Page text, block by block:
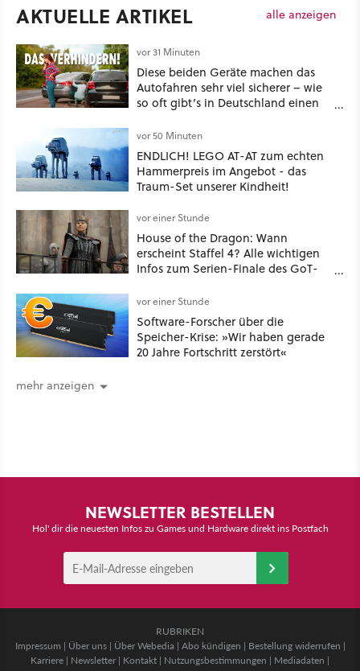
AKTUELLE ARTIKEL alle anzeigen
vor 31 Minuten
Diese beiden Geräte machen das
Autofahren sehr viel sicherer – wie
so oft gibt’s in Deutschland einen
vor 50 Minuten
ENDLICH! LEGO AT-AT zum echten
Hammerpreis im Angebot - das
Traum-Set unserer Kindheit!
vor einer Stunde
House of the Dragon: Wann
erscheint Staffel 4? Alle wichtigen
Infos zum Serien-Finale des GoT-
vor einer Stunde
Software-Forscher über die
Speicher-Krise: »Wir haben gerade
20 Jahre Fortschritt zerstört«
mehr anzeigen
NEWSLETTER BESTELLEN
Hol' dir die neuesten Infos zu Games und Hardware direkt ins Postfach
RUBRIKEN
Impressum | Über uns| Über Webedia | Abo kündigen | Bestellung widerrufen |
Karriere | Newsletter | Kontakt | Nutzungsbestimmungen | Mediadaten |